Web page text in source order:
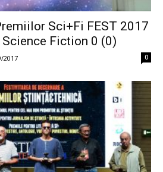
Sci+Fi FEST 2017
Fiction 0 (0)
2017 0